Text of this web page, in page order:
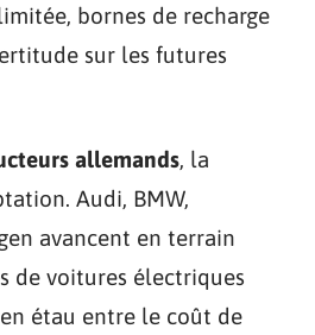
bornes de recharge
sur les futures
allemands, la
Audi, BMW,
avancent en terrain
de voitures électriques
étau entre le coût de